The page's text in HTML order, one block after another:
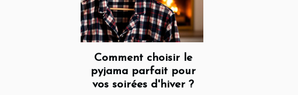
Comment choisir le
pyjama parfait pour
vos soirées d'hiver ?